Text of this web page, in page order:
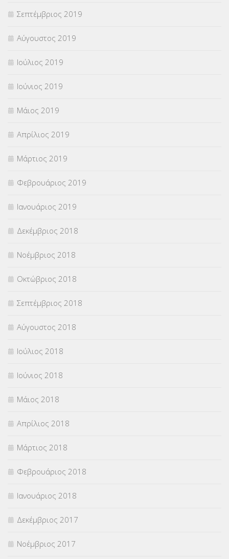
Σεπτέμβριος 2019
Αύγουστος 2019
Ιούλιος 2019
Ιούνιος 2019
Μάιος 2019
Απρίλιος 2019
Μάρτιος 2019
Φεβρουάριος 2019
Ιανουάριος 2019
Δεκέμβριος 2018
Νοέμβριος 2018
Οκτώβριος 2018
Σεπτέμβριος 2018
Αύγουστος 2018
Ιούλιος 2018
Ιούνιος 2018
Μάιος 2018
Απρίλιος 2018
Μάρτιος 2018
Φεβρουάριος 2018
Ιανουάριος 2018
Δεκέμβριος 2017
Νοέμβριος 2017